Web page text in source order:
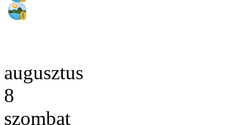
augusztus
8
szombat